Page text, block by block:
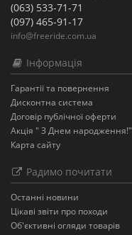
(063) 533-71-71
(097) 465-91-17
info@freeride.com.ua
Інформація
Гарантії та повернення
Дисконтна система
Договір публічної оферти
Акція " З Днем народження!"
Карта сайту
Радимо почитати
Останнi новини
Цікаві звіти про походи
Об'єктивні огляди товарів